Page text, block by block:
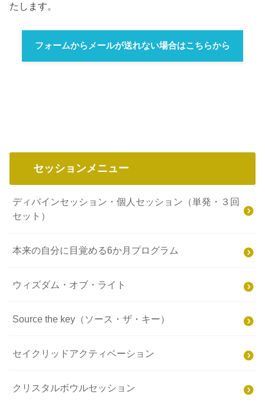
たします。
フォームからメールが送れない場合はこちらから
セッションメニュー
ディバインセッション・個人セッション（単発・３回
セット）
本来の自分に目覚める6か月プログラム
ウィズダム・オブ・ライト
Source the key（ソース・ザ・キー）
セイクリッドアクティベーション
クリスタルボウルセッション